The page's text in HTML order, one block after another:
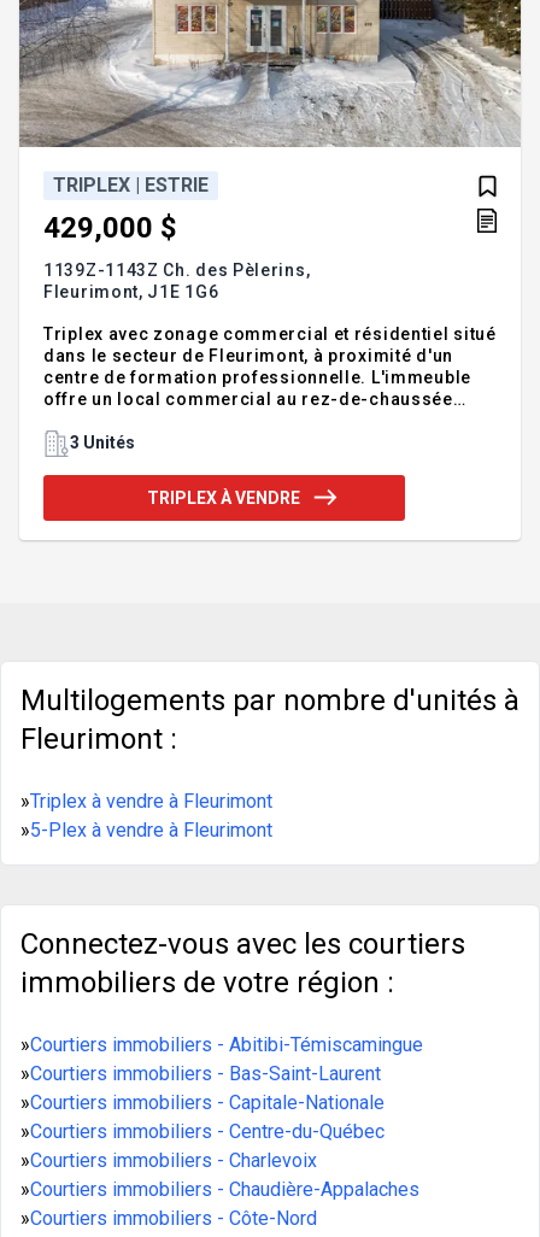
TRIPLEX | ESTRIE
429,000 $
1139Z-1143Z Ch. des Pèlerins,
Fleurimont, J1E 1G6
Triplex avec zonage commercial et résidentiel situé
dans le secteur de Fleurimont, à proximité d'un
centre de formation professionnelle. L'immeuble
offre un local commercial au rez-de-chaussée
restaurant. À l'étage, 2 logements de 3 ½ pièces
munis d'un balcon couvert à l'arrière. Grande allée
en U asphaltée avec environ une dizaine de places
de stationnement. Revenus annuels potentiels de 45
3 Unités
TRIPLEX À VENDRE
Multilogements par nombre d'unités à
Fleurimont :
»Triplex à vendre à Fleurimont
»5-Plex à vendre à Fleurimont
Connectez-vous avec les courtiers
immobiliers de votre région :
»Courtiers immobiliers - Abitibi-Témiscamingue
»Courtiers immobiliers - Bas-Saint-Laurent
»Courtiers immobiliers - Capitale-Nationale
»Courtiers immobiliers - Centre-du-Québec
»Courtiers immobiliers - Charlevoix
»Courtiers immobiliers - Chaudière-Appalaches
»Courtiers immobiliers - Côte-Nord